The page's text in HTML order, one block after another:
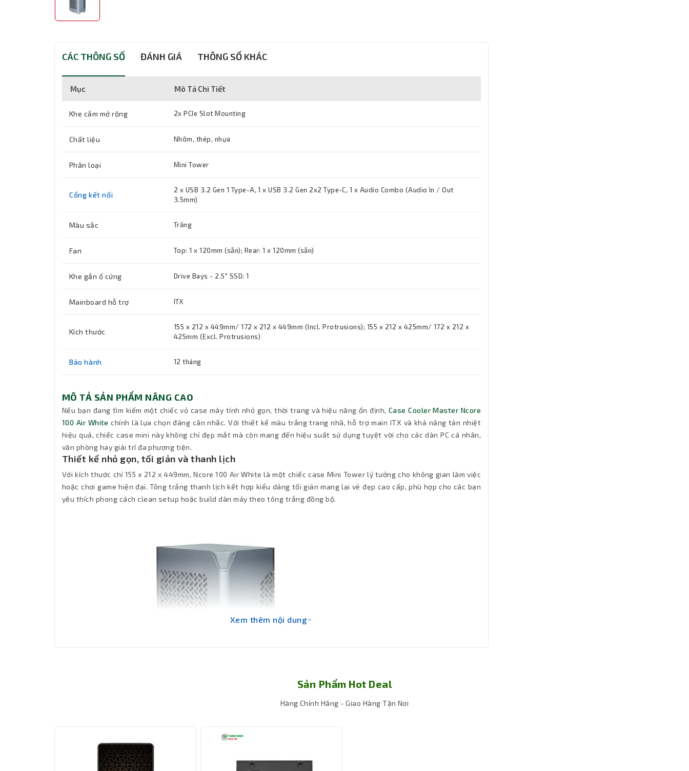
CÁC THÔNG SỐ ĐÁNH GIÁ THÔNG SỐ KHÁC
Mục Mô Tả Chi Tiết
Khe cắm mở rộng 2x PCIe Slot Mounting
Chất liệu Nhôm, thép, nhựa
Phân loại Mini Tower
Cổng kết nối
2 x USB 3.2 Gen 1 Type-A, 1 x USB 3.2 Gen 2x2 Type-C, 1 x Audio Combo (Audio In / Out
3.5mm)
Màu sắc Trắng
Fan Top: 1 x 120mm (sẵn); Rear: 1 x 120mm (sẵn)
Khe gắn ổ cứng Drive Bays - 2.5" SSD: 1
Mainboard hỗ trợ ITX
Kích thước
155 x 212 x 449mm/ 172 x 212 x 449mm (Incl. Protrusions); 155 x 212 x 425mm/ 172 x 212 x
425mm (Excl. Protrusions)
Bảo hành 12 tháng
MÔ TẢ SẢN PHẨM NÂNG CAO
Nếu bạn đang tìm kiếm một chiếc vỏ case máy tính nhỏ gọn, thời trang và hiệu năng ổn định, Case Cooler Master Ncore
100 Air Whitechính là lựa chọn đáng cân nhắc. Với thiết kế màu trắng trang nhã, hỗ trợ main ITX và khả năng tản nhiệt
hiệu quả, chiếc case mini này không chỉ đẹp mắt mà còn mang đến hiệu suất sử dụng tuyệt vời cho các dàn PC cá nhân,
văn phòng hay giải trí đa phương tiện.
Thiết kế nhỏ gọn, tối giản và thanh lịch
Với kích thước chỉ 155 x 212 x 449mm, Ncore 100 Air White là một chiếc case Mini Tower lý tưởng cho không gian làm việc
hoặc chơi game hiện đại. Tông trắng thanh lịch kết hợp kiểu dáng tối giản mang lại vẻ đẹp cao cấp, phù hợp cho các bạn
yêu thích phong cách clean setup hoặc build dàn máy theo tông trắng đồng bộ.
Xem thêm nội dung
Sản Phẩm Hot Deal
Hàng Chính Hãng - Giao Hàng Tận Nơi